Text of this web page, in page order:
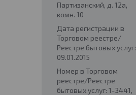
Партизанский, д. 12а,
комн. 10
Дата регистрации в
Торговом реестре/
Реестре бытовых услуг:
09.01.2015
Номер в Торговом
реестре/Реестре
бытовых услуг: 1-3441,